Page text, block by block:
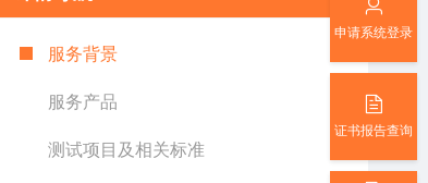
服务背景
服务产品
测试项目及相关标准
申请系统登录
证书报告查询